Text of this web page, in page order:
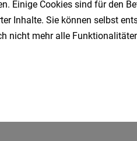
Einige Cookies sind für den
Inhalte. Sie können selbst
nicht mehr alle